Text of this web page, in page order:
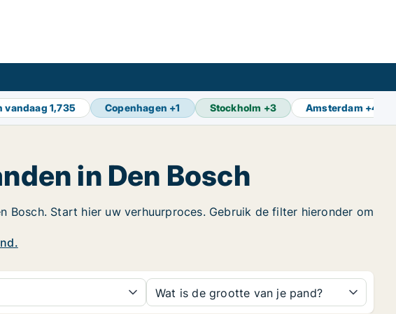
vandaag1,735 Copenhagen +1 Stockholm +3 Amsterdam +4
in Den Bosch
Start hier uw verhuurproces. Gebruik de filter hieronder om
Wat is de grootte van je pand?